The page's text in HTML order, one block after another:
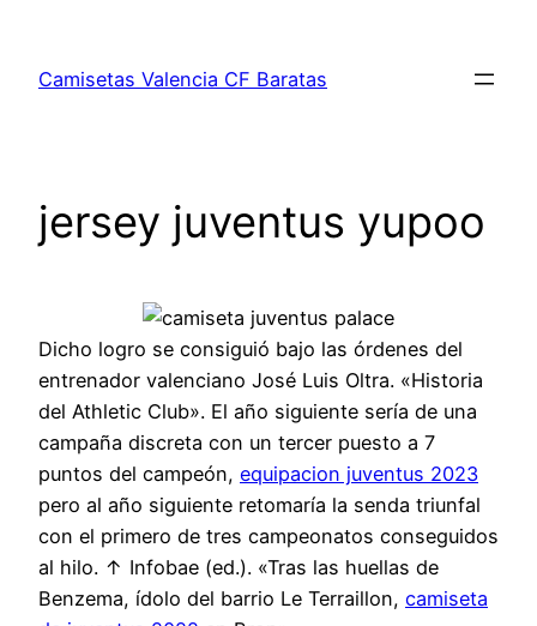
contenido
Camisetas Valencia CF Baratas
jersey juventus yupoo
Dicho logro se consiguió bajo las órdenes del
entrenador valenciano José Luis Oltra. «Historia
del Athletic Club». El año siguiente sería de una
campaña discreta con un tercer puesto a 7
puntos del campeón, equipacion juventus 2023
pero al año siguiente retomaría la senda triunfal
con el primero de tres campeonatos conseguidos
al hilo. ↑ Infobae (ed.). «Tras las huellas de
Benzema, ídolo del barrio Le Terraillon, camiseta